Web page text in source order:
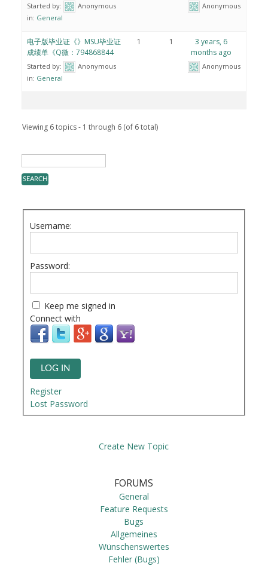
Started by:
Anonymous
in: General
Anonymous
电子版毕业证《》MSU毕业证
成绩单《Q微：794868844
Started by:
Anonymous
in: General
1 1
3 years, 6
months ago
Anonymous
Viewing 6 topics - 1 through 6 (of 6 total)
Username:
Password:
Keep me signed in
Connect with
LOG IN
Register
Lost Password
Create New Topic
FORUMS
General
Feature Requests
Bugs
Allgemeines
Wünschenswertes
Fehler (Bugs)